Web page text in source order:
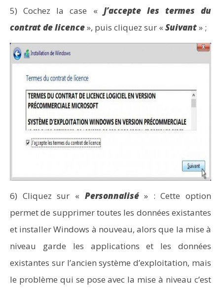
5) Cochez la case « J’accepte les termes du
contrat de licence», puis cliquez sur « Suivant» ;
6) Cliquez sur « Personnalisé» : Cette option
permet de supprimer toutes les données existantes
et installer Windows à nouveau, alors que la mise à
niveau garde les applications et les données
existantes sur l’ancien système d’exploitation, mais
le problème qui se pose avec la mise à niveau c’est